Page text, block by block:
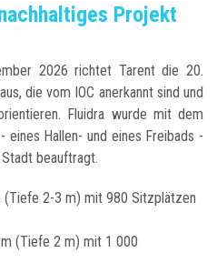
Projekt
2026 richtet Tarent die 20.
die vom IOC anerkannt sind und
Fluidra wurde mit dem
Hallen- und eines Freibads -
beauftragt.
(Tiefe 2-3 m) mit 980 Sitzplätzen
(Tiefe 2 m) mit 1 000